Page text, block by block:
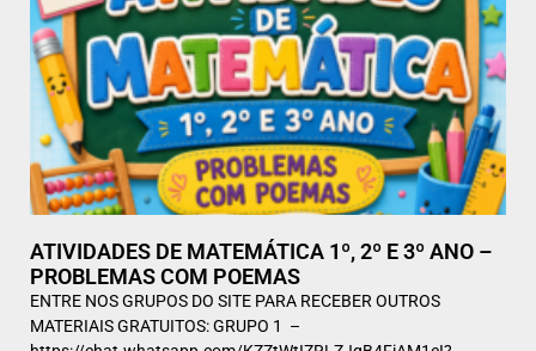
ATIVIDADES DE MATEMÁTICA 1º, 2º E 3º ANO –
PROBLEMAS COM POEMAS
ENTRE NOS GRUPOS DO SITE PARA RECEBER OUTROS
MATERIAIS GRATUITOS: GRUPO 1 –